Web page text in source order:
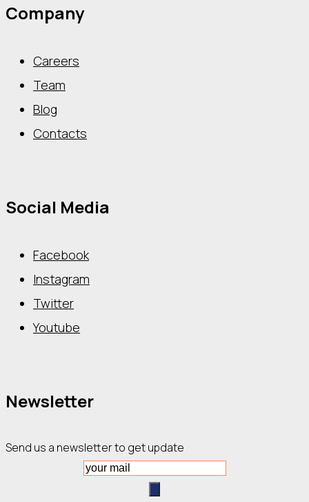
Company
Careers
Team
Blog
Contacts
Social Media
Facebook
Instagram
Twitter
Youtube
Newsletter
Send us a newsletter to get update